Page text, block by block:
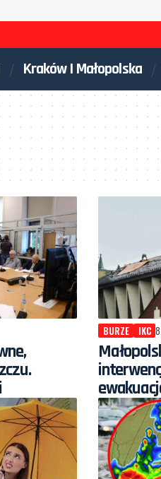
Kraków I Małopolska
BURZE IKC